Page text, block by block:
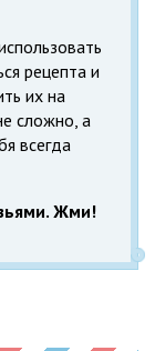
рецепта и
их на
сложно, а
всегда
Жми!